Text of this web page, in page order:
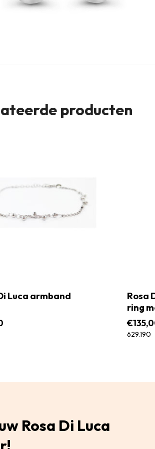
producten
Luca armband
Rosa
ring
€
629.190
Rosa Di Luca